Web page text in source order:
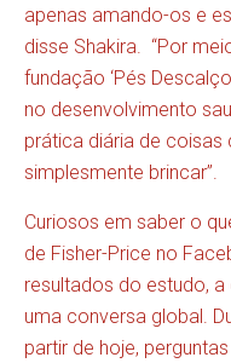
apenas amando-os e
disse Shakira. “Por
fundação ‘Pés
no desenvolvimento
prática diária de
simplesmente brincar”.
Curiosos em saber o
de Fisher-Price no
resultados do estudo,
uma conversa global.
partir de hoje,